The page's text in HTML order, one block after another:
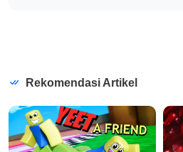
Rekomendasi Artikel